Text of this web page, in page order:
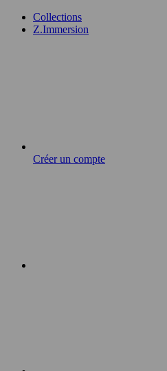
Collections
Z.Immersion
Créer un compte